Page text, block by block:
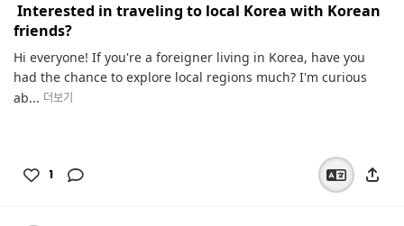
Interested in traveling to local Korea with Korean
friends?
Hi everyone! If you're a foreigner living in Korea, have you
had the chance to explore local regions much? I'm curious
ab... 더보기
1